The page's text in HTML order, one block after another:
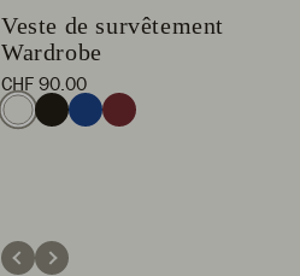
Veste de survêtement
Wardrobe
CHF 90.00